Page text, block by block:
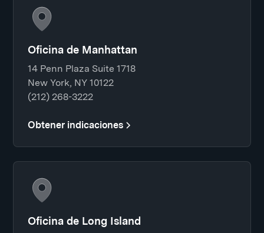
Oficina de Manhattan
14 Penn Plaza Suite 1718
New York, NY 10122
(212) 268-3222
Obtener indicaciones
Oficina de Long Island